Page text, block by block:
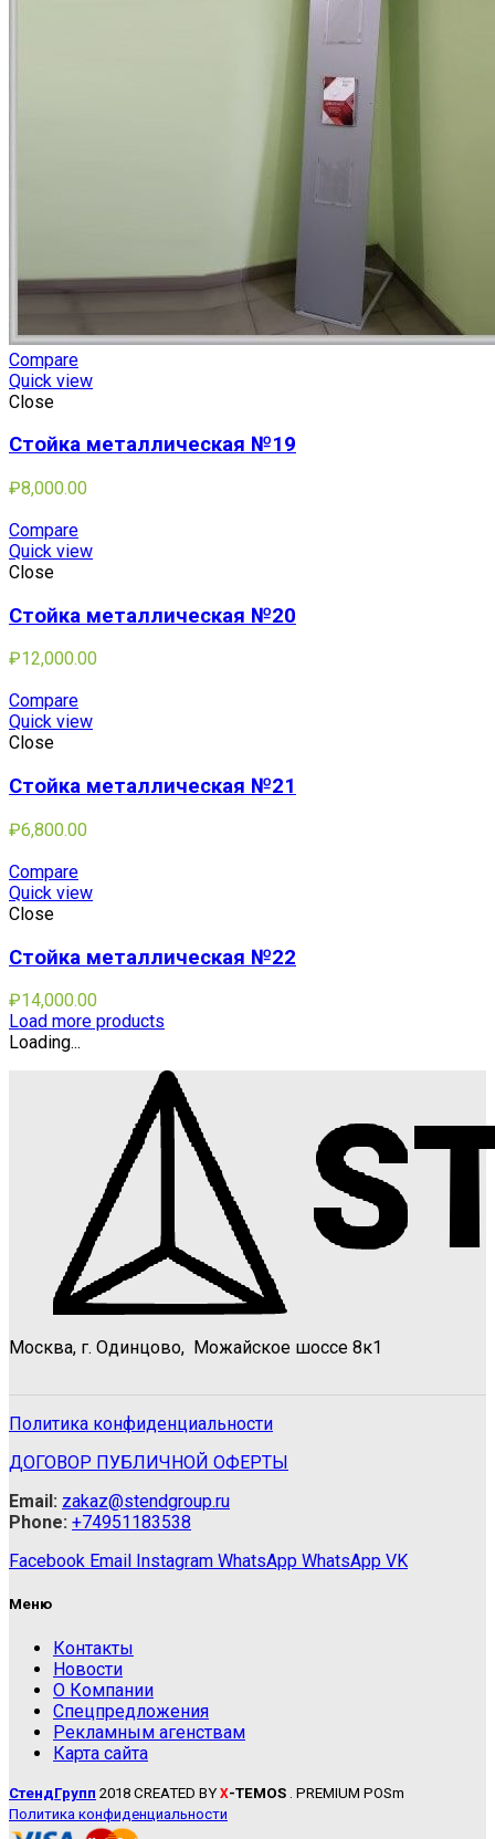
Compare
Quick view
Close
Стойка металлическая №19
₽8,000.00
Compare
Quick view
Close
Стойка металлическая №20
₽12,000.00
Compare
Quick view
Close
Стойка металлическая №21
₽6,800.00
Compare
Quick view
Close
Стойка металлическая №22
₽14,000.00
Load more products
Loading...
Москва, г. Одинцово, Можайское шоссе 8к1
Политика конфиденциальности
ДОГОВОР ПУБЛИЧНОЙ ОФЕРТЫ
Email: zakaz@stendgroup.ru
Phone: +74951183538
Facebook Email Instagram WhatsApp WhatsApp VK
Меню
Контакты
Новости
О Компании
Спецпредложения
Рекламным агенствам
Карта сайта
СтендГрупп 2018 CREATED BY X-TEMOS . PREMIUM POSm
Политика конфиденциальности